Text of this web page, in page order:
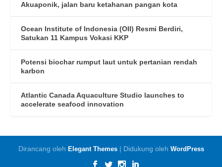
Akuaponik, jalan baru ketahanan pangan kota
Ocean Institute of Indonesia (OII) Resmi Berdiri,
Satukan 11 Kampus Vokasi KKP
Potensi biochar rumput laut untuk pertanian rendah
karbon
Atlantic Canada Aquaculture Studio launches to
accelerate seafood innovation
Dirancang oleh Elegant Themes| Didukung oleh WordPress